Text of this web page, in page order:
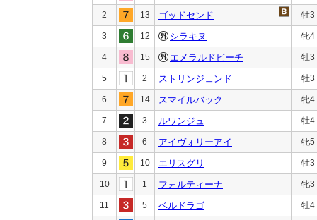
2 13 ゴッドセンド 牡3
3 12 シラキヌ 牝4
4 15 エメラルドビーチ 牡3
5 2 ストリンジェンド 牡3
6 14 スマイルバック 牝4
7 3 ルワンジュ 牡4
8 6 アイヴォリーアイ 牝5
9 10 エリスグリ 牡3
10 1 フォルティーナ 牝3
11 5 ベルドラゴ 牡4